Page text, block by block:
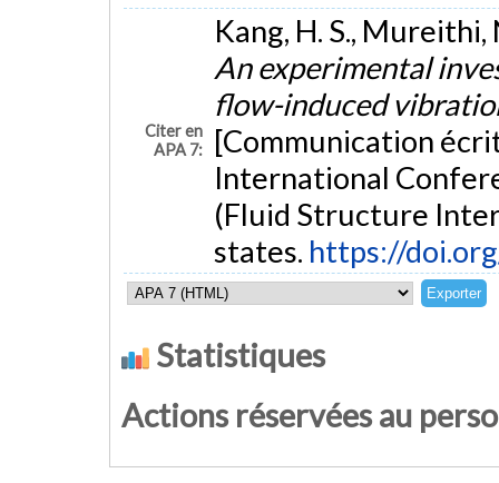
Citer en
APA 7:
Kang, H. S.,
An experimental
flow-induced
[Communication
International
(Fluid Structure
states. https://
Statistiques
Actions réservées au